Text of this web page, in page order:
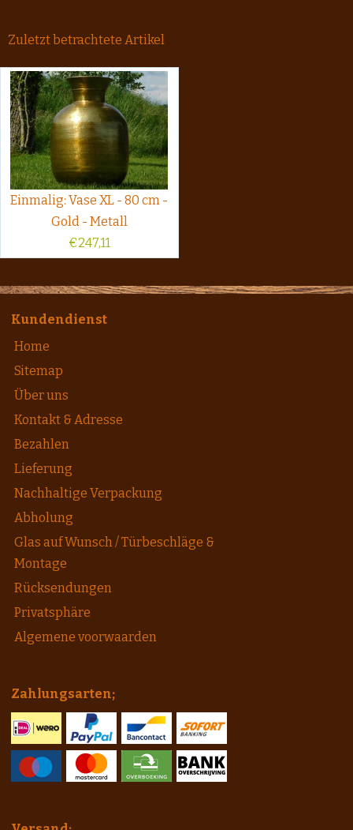
Zuletzt betrachtete Artikel
Einmalig: Vase XL - 80 cm -
Gold - Metall
€247,11
Kundendienst
Home
Sitemap
Über uns
Kontakt & Adresse
Bezahlen
Lieferung
Nachhaltige Verpackung
Abholung
Glas auf Wunsch / Türbeschläge &
Montage
Rücksendungen
Privatsphäre
Algemene voorwaarden
Zahlungsarten;